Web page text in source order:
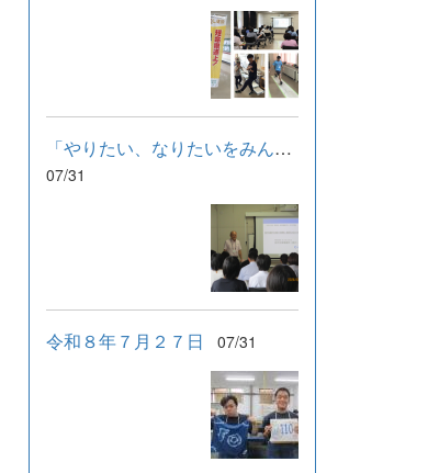
「やりたい、なりたいをみんなで支える」学習会
07/31
令和８年７月２７日 07/31